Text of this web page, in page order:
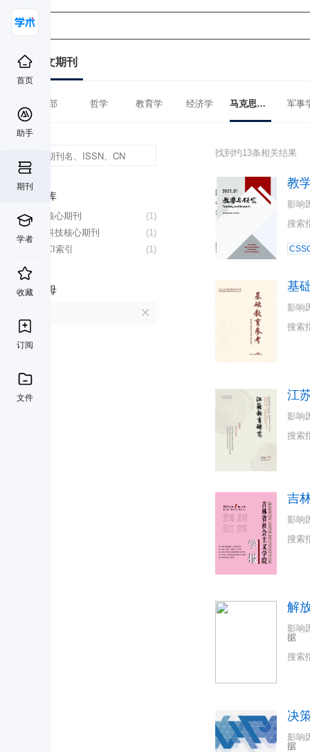
首页
助手
期刊
学者
收藏
订阅
文件
中文期刊
全部 哲学 教育学 经济学 马克思主义理论 军事
数据库
(1)
北大核心期刊
(1)
中国科技核心期刊
(1)
CSSCI索引
首字母
找到约13条相关结果
教
影响
搜索
基
影响
搜索
江
影响
搜索
吉
影响
搜索
解
影响
据
搜索
决
影响
据